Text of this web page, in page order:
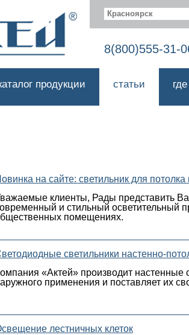
Красноярск
8(800)555-31-
продукции статьи
на сайте: светильник для
клиенты, Рады представить
и стильный осветительный
помещениях.
светильники настенно-
«Актей» производит настенные
применения и поставляет их
лестничных клеток